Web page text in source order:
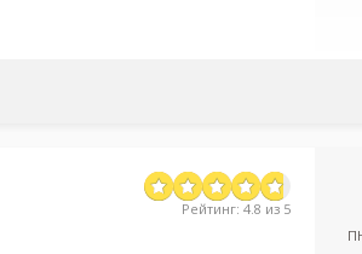
Рейтинг: 4.8 из 5